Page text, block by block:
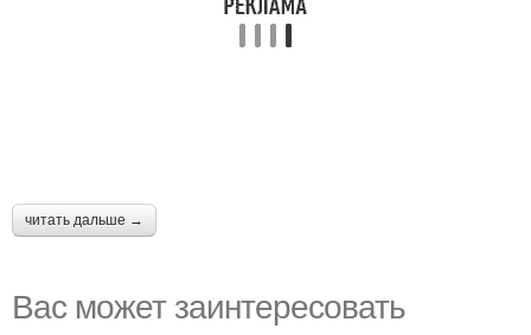
читать дальше →
Вас может заинтересовать